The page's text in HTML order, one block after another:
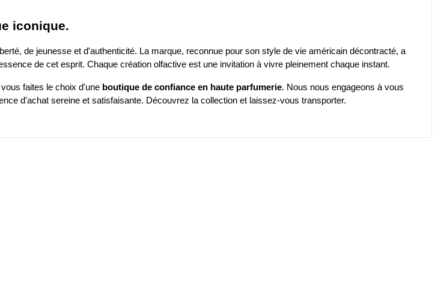
iconique.
de jeunesse et d'authenticité. La marque, reconnue pour son style de vie américain décontracté, a
de cet esprit. Chaque création olfactive est une invitation à vivre pleinement chaque instant.
vous faites le choix d'une boutique de confiance en haute parfumerie. Nous nous engageons à vous
d'achat sereine et satisfaisante. Découvrez la collection et laissez-vous transporter.